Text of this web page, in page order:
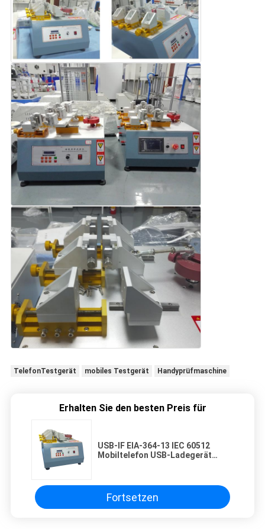
TelefonTestgerät mobiles Testgerät Handyprüfmaschine
Erhalten Sie den besten Preis für
USB-IF EIA-364-13 IEC 60512
Mobiltelefon USB-Ladegerät
Fortsetzen